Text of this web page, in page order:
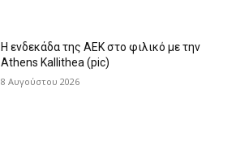
Η ενδεκάδα της ΑΕΚ στο φιλικό με την
Athens Kallithea (pic)
8 Αυγούστου 2026